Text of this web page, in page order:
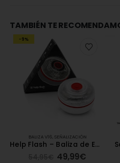
TAMBIÉN TE
-9%
BALIZA V16, SEÑALIZACIÓN
Help Flash – Baliza de Emergencia V16 [Conectada]
49,99€